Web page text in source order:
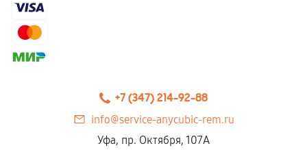
+7 (347) 214-92-88
info@service-anycubic-rem.ru
Уфа, пр. Октября, 107А